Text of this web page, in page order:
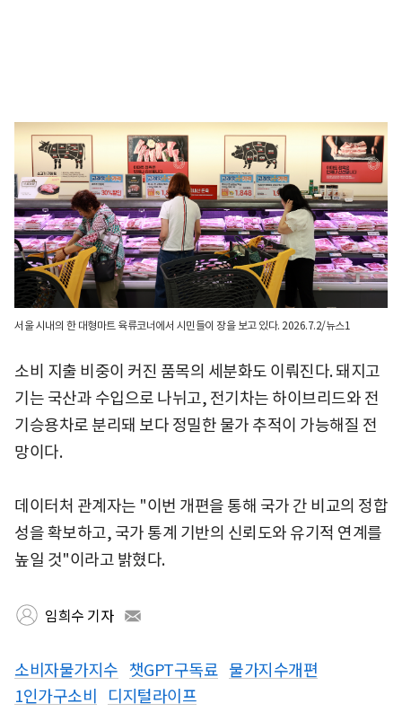
서울 시내의 한 대형마트 육류코너에서 시민들이 장을 보고 있다. 2026.7.2/뉴스1
소비 지출 비중이 커진 품목의 세분화도 이뤄진다. 돼지고
기는 국산과 수입으로 나뉘고, 전기차는 하이브리드와 전
기승용차로 분리돼 보다 정밀한 물가 추적이 가능해질 전
망이다.
데이터처 관계자는 "이번 개편을 통해 국가 간 비교의 정합
성을 확보하고, 국가 통계 기반의 신뢰도와 유기적 연계를
높일 것"이라고 밝혔다.
임희수 기자
소비자물가지수 챗GPT구독료 물가지수개편
1인가구소비 디지털라이프